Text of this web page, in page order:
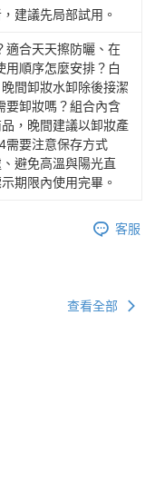
建議先局部試用。
適合天天擦防曬、在
用順序怎麼安排？白
間卸妝水卸除後接潔
要卸妝嗎？組合內含
，晚間建議以卸妝產
需要注意保存方式
避免高溫與陽光直
期限內使用完畢。
客服
查看全部